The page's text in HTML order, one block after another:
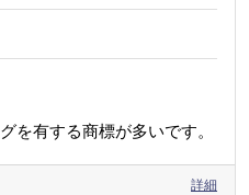
を有する商標が多いです。
詳細